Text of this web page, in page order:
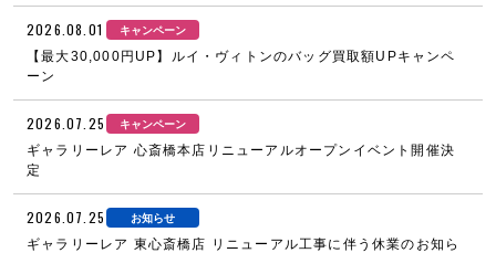
2026.08.01 キャンペーン
【最大30,000円UP】ルイ・ヴィトンのバッグ買取額UPキャンペ
ーン
2026.07.25 キャンペーン
ギャラリーレア 心斎橋本店リニューアルオープンイベント開催決
定
2026.07.25 お知らせ
ギャラリーレア 東心斎橋店 リニューアル工事に伴う休業のお知ら